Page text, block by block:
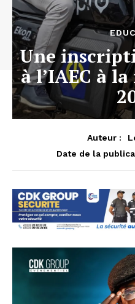
Une
à l’IAEC à
Auteur :
Date de la